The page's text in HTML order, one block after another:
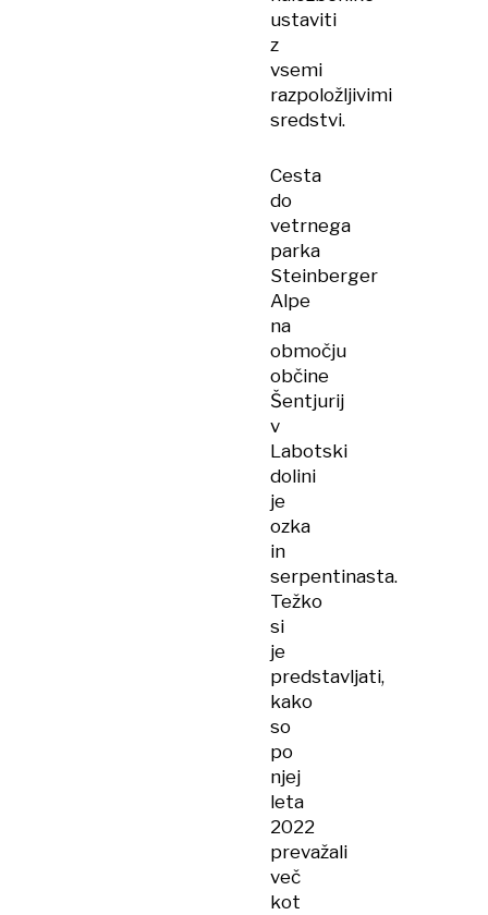
ustaviti
z
vsemi
razpoložljivimi
sredstvi.
Cesta
do
vetrnega
parka
Steinberger
Alpe
na
območju
občine
Šentjurij
v
Labotski
dolini
je
ozka
in
serpentinasta.
Težko
si
je
predstavljati,
kako
so
po
njej
leta
2022
prevažali
več
kot